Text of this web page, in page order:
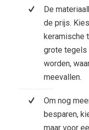
De
de prijs.
keramische
grote tegels
worden,
meevallen.
Om nog
besparen,
maar voor